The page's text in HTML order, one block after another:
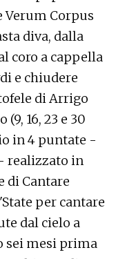
Verum Corpus
diva, dalla
coro a cappella
e chiudere
di Arrigo
16, 23 e 30
in 4 puntate -
realizzato in
di Cantare
per cantare
dal cielo a
sei mesi prima